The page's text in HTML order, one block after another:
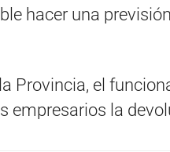
hacer una
Provincia, el
empresarios la